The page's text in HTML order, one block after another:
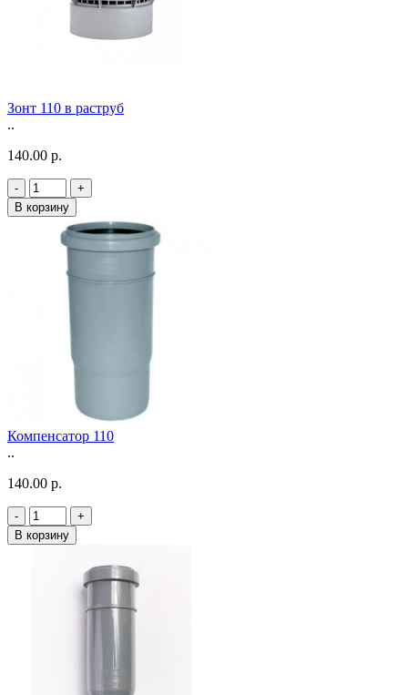
Зонт 110 в раструб
..
140.00 р.
-
+
В корзину
Компенсатор 110
..
140.00 р.
-
+
В корзину